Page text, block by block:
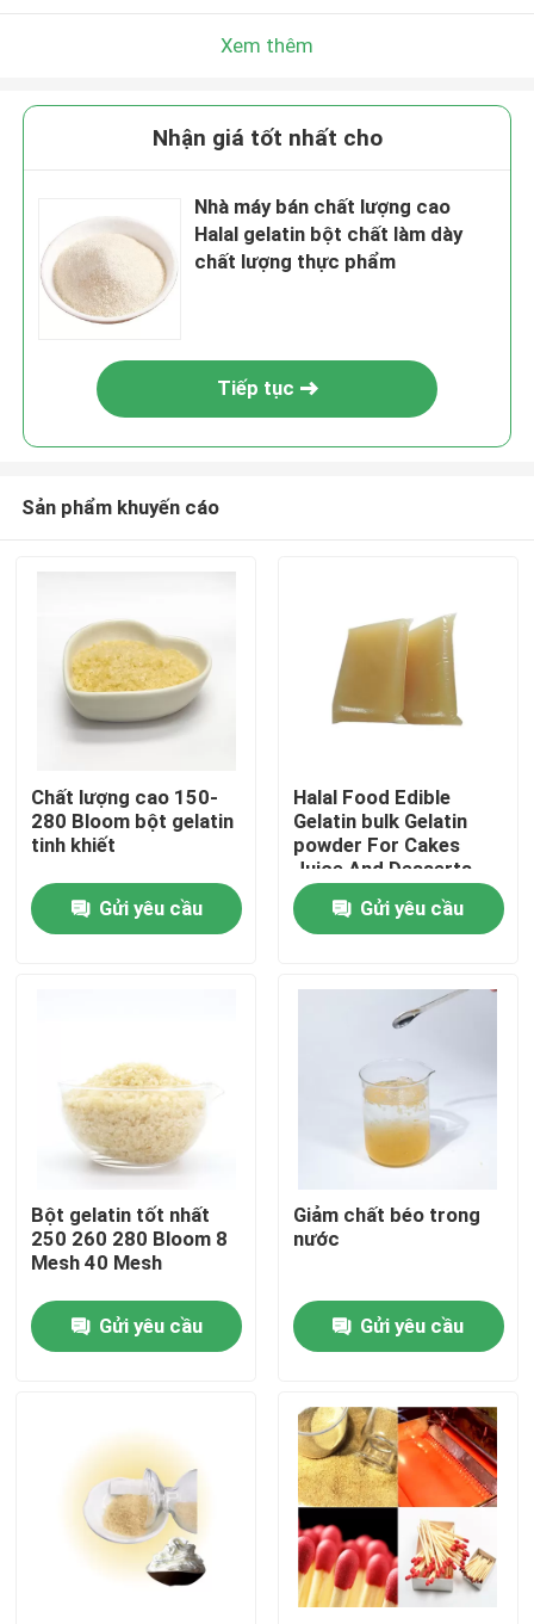
Nhà
Về chúng tôi
Chuyến tham quan nhà máy
Kiểm soát chất lượng
Liên hệ với chúng tôi
Yêu cầu Đặt giá
Bột gelatin cấp thực phẩm
Xem thêm
Nhận giá tốt nhất cho
Nhà máy bán chất lượng cao
Halal gelatin bột chất làm dày
chất lượng thực phẩm
Tiếp tục
Sản phẩm khuyến cáo
Chất lượng cao 150-
280 Bloom bột gelatin
tinh khiết
Gửi yêu cầu
Halal Food Edible
Gelatin bulk Gelatin
powder For Cakes
Juice And Desserts
(Món ăn hợp pháp)
Gửi yêu cầu
Bột gelatin tốt nhất
250 260 280 Bloom 8
Mesh 40 Mesh
Gửi yêu cầu
Giảm chất béo trong
nước
Gửi yêu cầu